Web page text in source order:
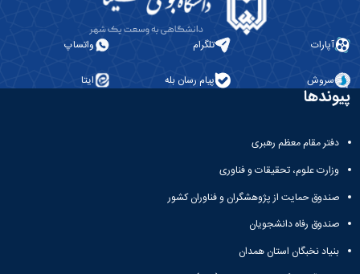
آپارات تلگرام واتساپ
سروش پیام رسان بله ایتا
پیوندها
دفتر مقام معظم رهبری
وزارت علوم، تحقیقات و فناوری
صندوق حمایت از پژوهشگران و فناوران کشور
صندوق رفاه دانشجویان
بنیاد نخبگان استان همدان